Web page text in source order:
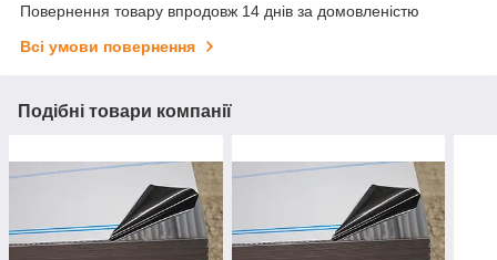
Повернення товару впродовж 14 днів за домовленістю
Всі умови повернення
Подібні товари компанії